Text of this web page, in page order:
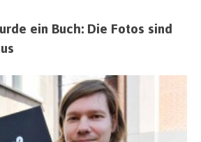
ein Buch: Die Fotos sind